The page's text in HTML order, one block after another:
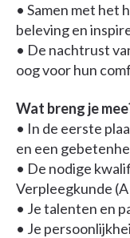
• Samen met het
beleving en
• De nachtrust
oog voor hun
Wat breng je
• In de eerste
en een
• De nodige
Verpleegkunde
• Je talenten en
• Je